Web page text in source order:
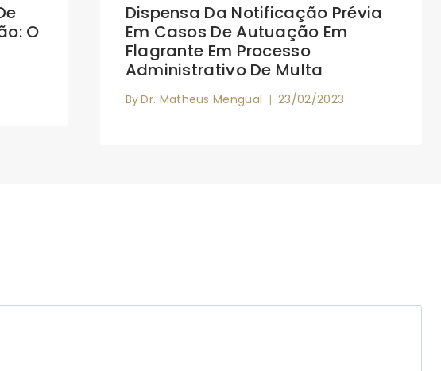
O
Dispensa Da Notificação Prévia
Em Casos De Autuação Em
Flagrante Em Processo
Administrativo De Multa
ByDr. Matheus Mengual 23/02/2023